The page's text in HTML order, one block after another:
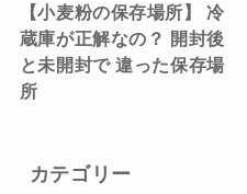
【小麦粉の保存場所】 冷
蔵庫が正解なの？ 開封後
と未開封で 違った保存場
所
カテゴリー